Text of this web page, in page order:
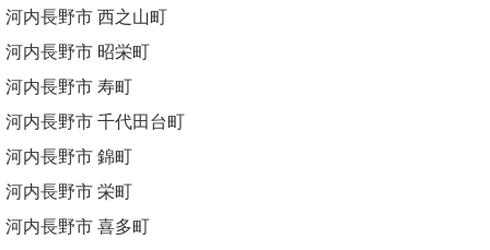
河内長野市 西之山町
河内長野市 昭栄町
河内長野市 寿町
河内長野市 千代田台町
河内長野市 錦町
河内長野市 栄町
河内長野市 喜多町